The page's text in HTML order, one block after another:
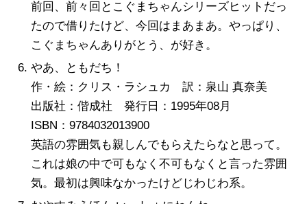
前回、前々回とこぐまちゃんシリーズヒットだっ
たので借りたけど、今回はまあまあ。やっぱり、
こぐまちゃんありがとう、が好き。
やあ、ともだち！
作・絵：クリス・ラシュカ 訳：泉山 真奈美
出版社：偕成社 発行日：1995年08月
ISBN：9784032013900
英語の雰囲気も親しんでもらえたらなと思って。
これは娘の中で可もなく不可もなくと言った雰囲
気。最初は興味なかったけどじわじわ系。